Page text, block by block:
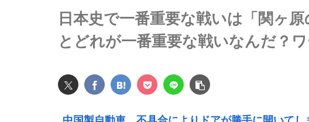
日本史で一番重要な戦いは「関ヶ
とどれが一番重要な戦いなんだ？